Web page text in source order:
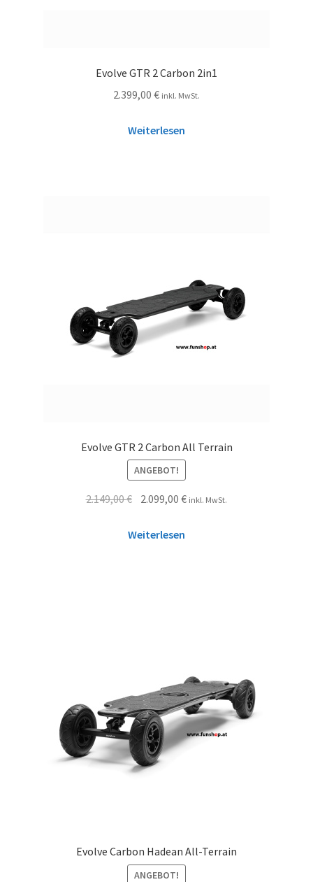
Evolve GTR 2 Carbon 2in1
2.399,00 € inkl. MwSt.
Weiterlesen
Evolve GTR 2 Carbon All Terrain
ANGEBOT!
2.149,00€ 2.099,00€ inkl. MwSt.
Weiterlesen
Evolve Carbon Hadean All-Terrain
ANGEBOT!